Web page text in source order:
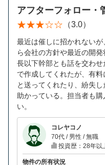
アフターフォロー・
（3.0）
最近は催しに招かれない
ら会社の方針や最近の開
長以下幹部とも話を交わ
で作成してくれたが、有
と送ってくれたり、紛失
助かっている。担当者も
い。
コレヤコノ
70代 / 男性 / 無職
投資歴：28年以
物件の所有状況